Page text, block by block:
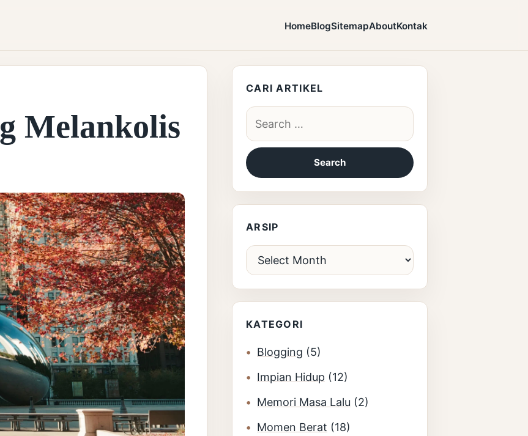
HomeBlogSitemapAboutKontak
Melankolis
CARI ARTIKEL
Search for:
ARSIP
Arsip
KATEGORI
Blogging (5)
Impian Hidup (12)
Memori Masa Lalu (2)
Momen Berat (18)